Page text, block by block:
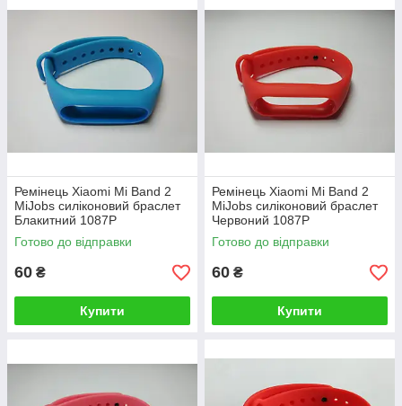
Ремінець Xiaomi Mi Band 2
MiJobs силіконовий браслет
Блакитний 1087P
Готово до відправки
60 ₴
Купити
Ремінець Xiaomi Mi Band 2
MiJobs силіконовий браслет
Червоний 1087P
Готово до відправки
60 ₴
Купити